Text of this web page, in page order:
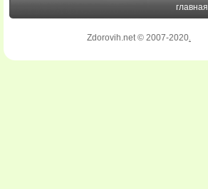
главная
Zdorovih.net © 2007-2020